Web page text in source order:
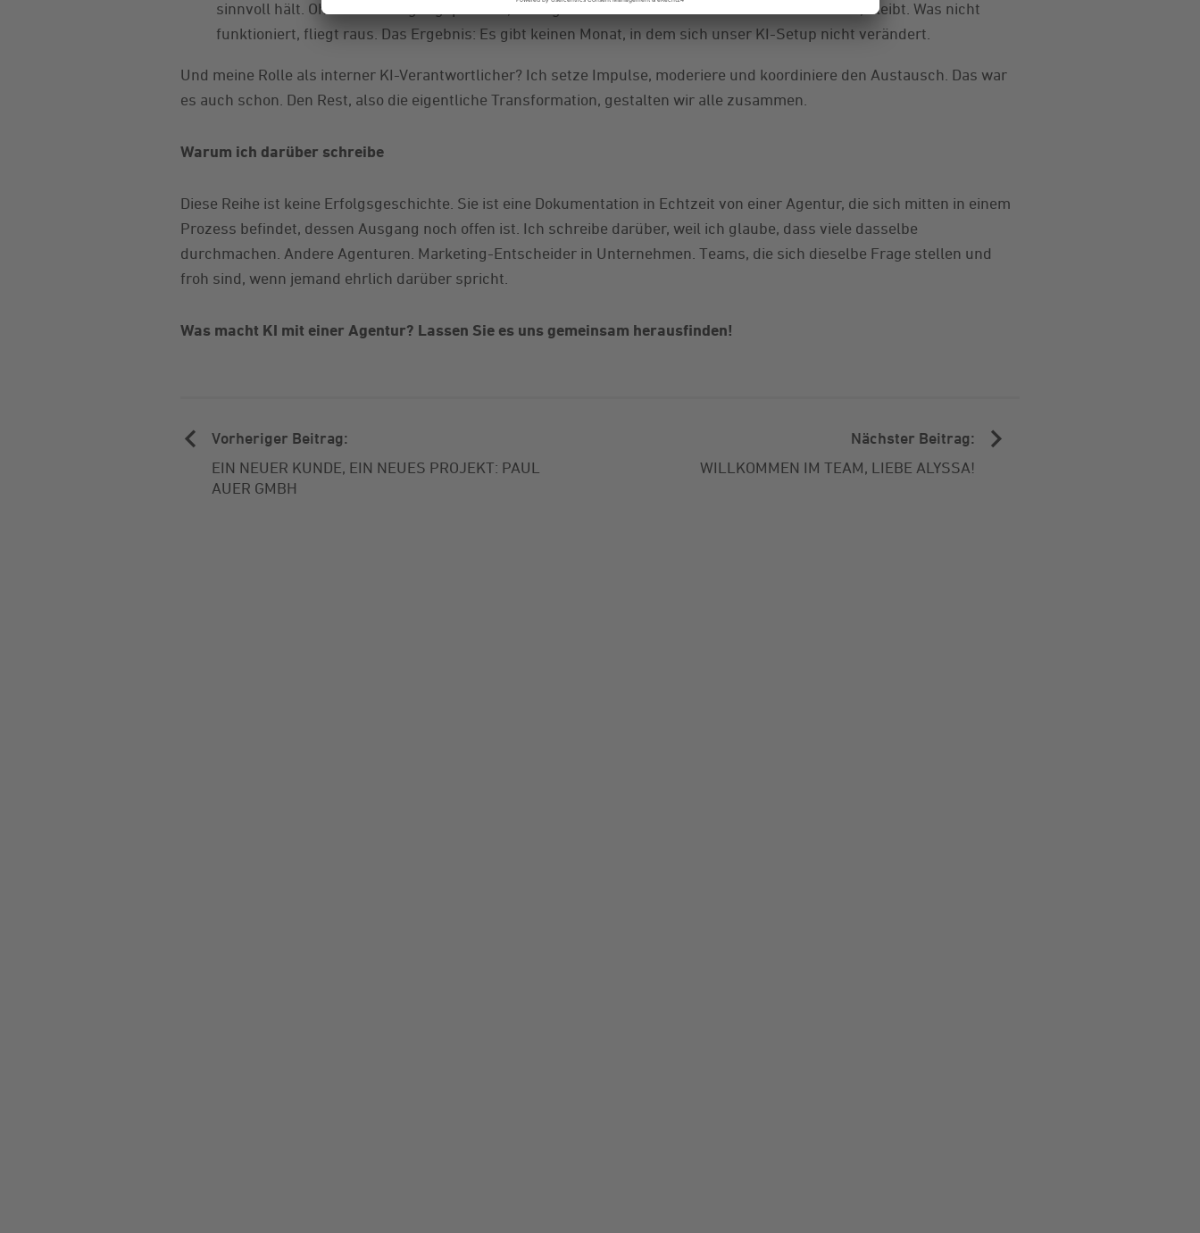
sinnvoll hält. Ohne Genehmigungsprozess, ohne großes Auswahlverfahren. Was sich bewährt, bleibt. Was nicht
funktioniert, fliegt raus. Das Ergebnis: Es gibt keinen Monat, in dem sich unser KI-Setup nicht verändert.
Und meine Rolle als interner KI-Verantwortlicher? Ich setze Impulse, moderiere und koordiniere den Austausch. Das war
es auch schon. Den Rest, also die eigentliche Transformation, gestalten wir alle zusammen.
Warum ich darüber schreibe
Diese Reihe ist keine Erfolgsgeschichte. Sie ist eine Dokumentation in Echtzeit von einer Agentur, die sich mitten in einem
Prozess befindet, dessen Ausgang noch offen ist. Ich schreibe darüber, weil ich glaube, dass viele dasselbe
durchmachen. Andere Agenturen. Marketing-Entscheider in Unternehmen. Teams, die sich dieselbe Frage stellen und
froh sind, wenn jemand ehrlich darüber spricht.
Was macht KI mit einer Agentur? Lassen Sie es uns gemeinsam herausfinden!
Vorheriger Beitrag:
EIN NEUER KUNDE, EIN NEUES PROJEKT: PAUL
AUER GMBH
Nächster Beitrag:
WILLKOMMEN IM TEAM, LIEBE ALYSSA!